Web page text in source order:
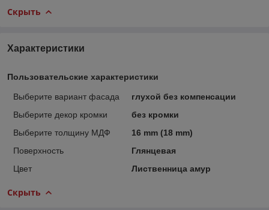
Скрыть
Характеристики
Пользовательские характеристики
Выберите вариант фасада
глухой без компенсации
Выберите декор кромки
без кромки
Выберите толщину МДФ
16 mm (18 mm)
Поверхность
Глянцевая
Цвет
Лиственница амур
Скрыть